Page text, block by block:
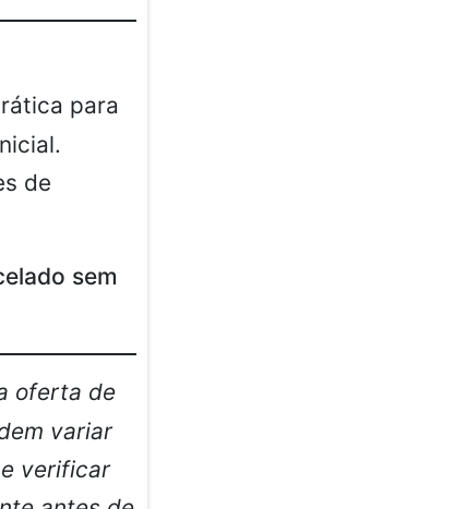
para
de
sem
oferta de
variar
verificar